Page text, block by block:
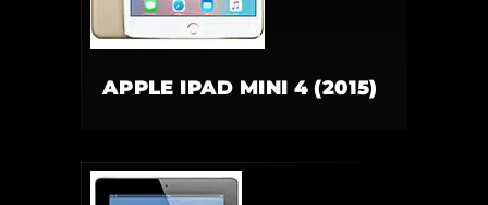
APPLE IPAD MINI 4 (2015)